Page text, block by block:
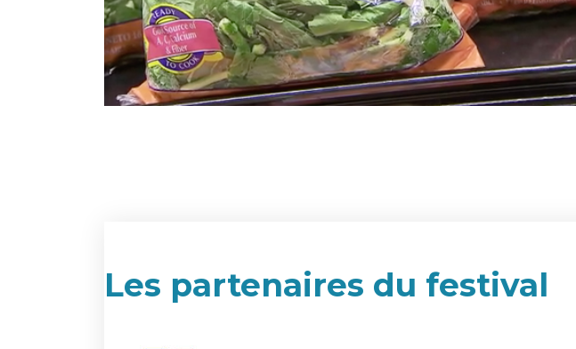
Les partenaires du festival